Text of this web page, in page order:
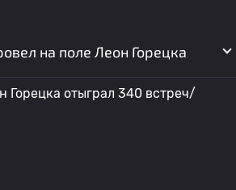
на поле Леон Горецка
Горецка отыграл 340 встреч/